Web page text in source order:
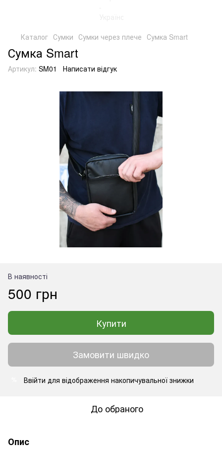
Каталог Сумки Сумки через плече Сумка Smart
Сумка Smart
Артикул: SM01 Написати відгук
В наявності
500 грн
Купити
Замовити швидко
Ввійти для відображення накопичувальної знижки
До обраного
Опис